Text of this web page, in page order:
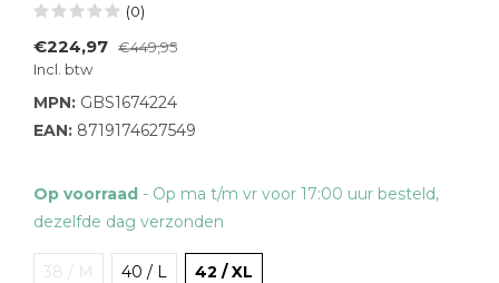
(0)
€224,97 €449,95
Incl. btw
MPN: GBS1674224
EAN: 8719174627549
Op voorraad - Op ma t/m vr voor 17:00 uur besteld,
dezelfde dag verzonden
38 / M 40 / L 42 / XL